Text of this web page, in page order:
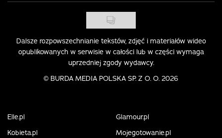
Dalsze rozpowszechnianie tekstów, zdjęć i materiałów wideo
opublikowanych w serwisie w całości lub w części wymaga
uprzedniej zgody wydawcy.
© BURDA MEDIA POLSKA SP. Z O. O. 2026
Elle.pl
Glamour.pl
Kobieta.pl
Mojegotowanie.pl